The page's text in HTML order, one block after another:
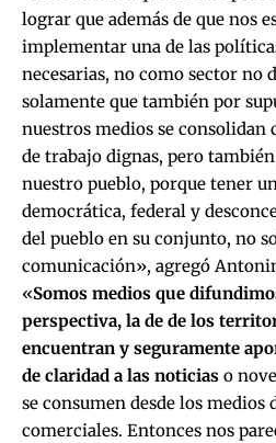
lograr que además de que nos
implementar una de las
necesarias, no como sector no
solamente que también por
nuestros medios se consolidan
de trabajo dignas, pero
nuestro pueblo, porque tener
democrática, federal y
del pueblo en su conjunto, no
comunicación», agregó
«Somos medios que
perspectiva, la de de los
encuentran y seguramente
de claridad a las noticias o
se consumen desde los medios
comerciales. Entonces nos